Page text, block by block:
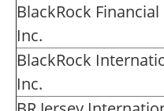
BlackRock
Inc.
BlackRock
Inc.